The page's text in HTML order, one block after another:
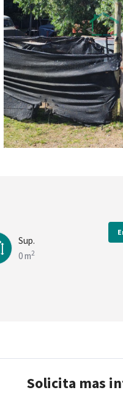
Sup.
0 m2
Solicita mas